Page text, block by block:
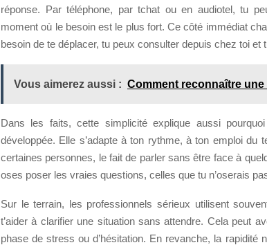
réponse. Par téléphone, par tchat ou en audiotel, tu
moment où le besoin est le plus fort. Ce côté immédiat
besoin de te déplacer, tu peux consulter depuis chez toi et
Vous aimerez aussi : Comment reconnaître
Dans les faits, cette simplicité explique aussi
développée. Elle s’adapte à ton rythme, à ton emploi du
certaines personnes, le fait de parler sans être face à
oses poser les vraies questions, celles que tu n’oserais
Sur le terrain, les professionnels sérieux utilisent
t’aider à clarifier une situation sans attendre. Cela peut
phase de stress ou d’hésitation. En revanche, la rapidité